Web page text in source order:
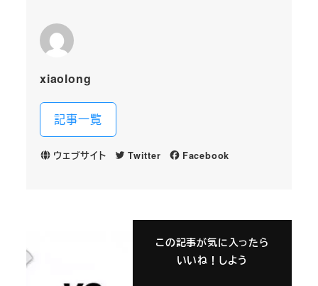
xiaolong
記事一覧
ウェブサイト Twitter Facebook
この記事が気に入ったら
いいね！しよう